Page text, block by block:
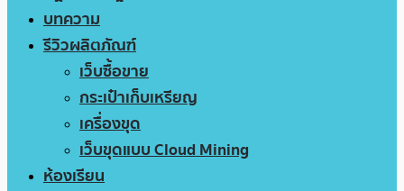
บทความ
รีวิวผลิตภัณฑ์
เว็บซื้อขาย
กระเป๋าเก็บเหรียญ
เครื่องขุด
เว็บขุดแบบ Cloud Mining
ห้องเรียน